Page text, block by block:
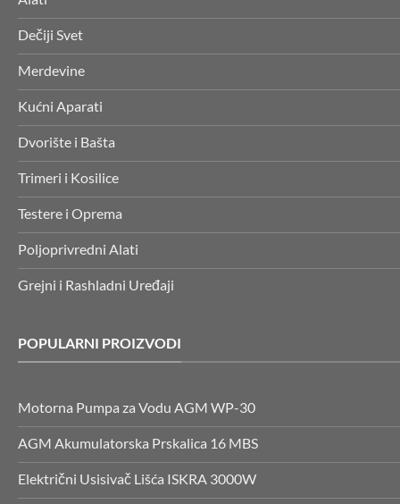
Dečiji Svet
Merdevine
Kućni Aparati
Dvorište i Bašta
Trimeri i Kosilice
Testere i Oprema
Poljoprivredni Alati
Grejni i Rashladni Uređaji
POPULARNI PROIZVODI
Motorna Pumpa za Vodu AGM WP-30
AGM Akumulatorska Prskalica 16 MBS
Električni Usisivač Lišća ISKRA 3000W